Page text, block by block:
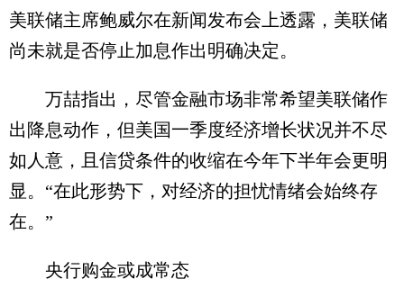
美联储主席鲍威尔在新闻发布会上透露，美联储
尚未就是否停止加息作出明确决定。
万喆指出，尽管金融市场非常希望美联储作
出降息动作，但美国一季度经济增长状况并不尽
如人意，且信贷条件的收缩在今年下半年会更明
显。“在此形势下，对经济的担忧情绪会始终存
在。”
央行购金或成常态